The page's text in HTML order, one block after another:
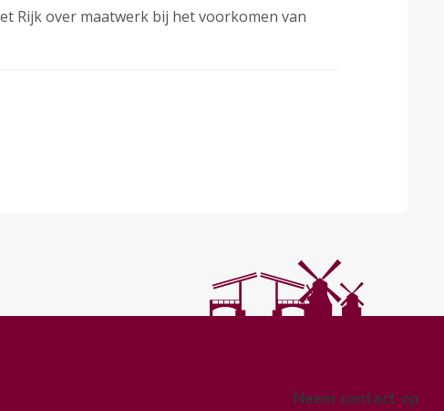
Rijk over maatwerk bij het voorkomen van
Neem contact op